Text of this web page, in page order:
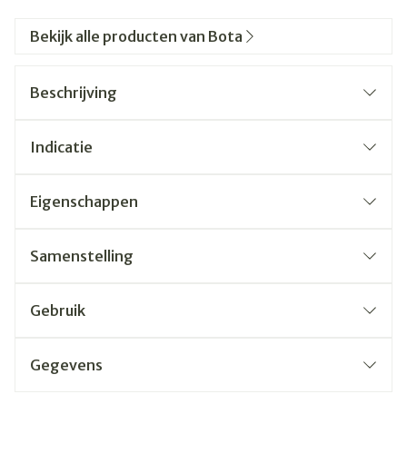
Bekijk alle producten van Bota
Beschrijving
Indicatie
Eigenschappen
Samenstelling
Gebruik
Gegevens